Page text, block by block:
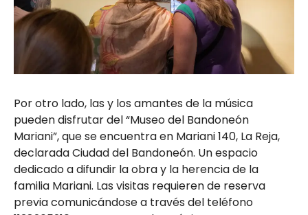
Por otro lado, las y los amantes de la música
pueden disfrutar del “Museo del Bandoneón
Mariani”, que se encuentra en Mariani 140, La Reja,
declarada Ciudad del Bandoneón. Un espacio
dedicado a difundir la obra y la herencia de la
familia Mariani. Las visitas requieren de reserva
previa comunicándose a través del teléfono